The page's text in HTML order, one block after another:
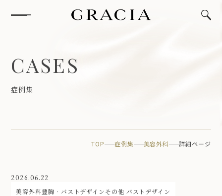
CASES
症例集
TOP 症例集 美容外科 詳細ページ
2026.06.22
美容外科豊胸‧バストデザインその他 バストデザイン